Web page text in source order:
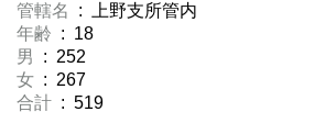
管轄名
: 上野支所管内
年齢 : 18
男
: 252
女 : 267
合計 : 519